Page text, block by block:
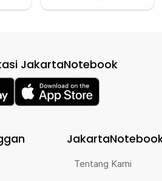
JakartaNotebook
Tentang Kami